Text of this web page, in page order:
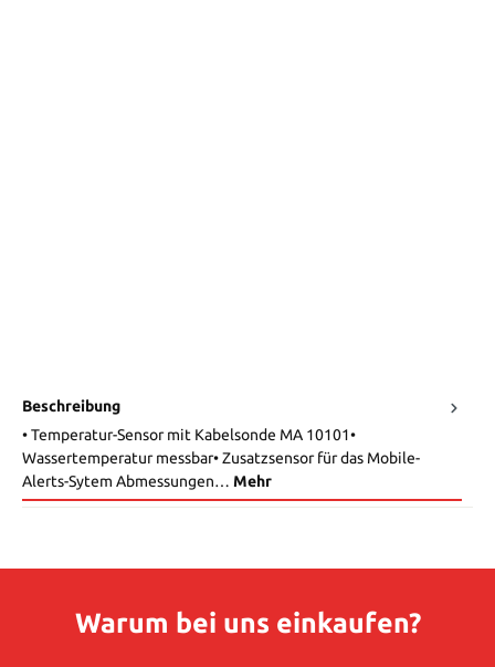
Beschreibung
• Temperatur-Sensor mit Kabelsonde MA 10101•
Wassertemperatur messbar• Zusatzsensor für das Mobile-
Alerts-Sytem Abmessungen… Mehr
Warum bei uns einkaufen?